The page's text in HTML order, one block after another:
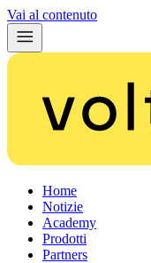
Vai al contenuto
Home
Notizie
Academy
Prodotti
Partners